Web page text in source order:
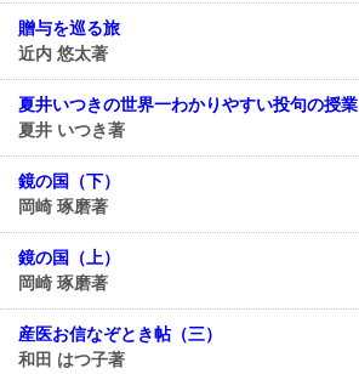
贈与を巡る旅
近内 悠太著
夏井いつきの世界一わかりやすい投句の授業
夏井 いつき著
鏡の国（下）
岡崎 琢磨著
鏡の国（上）
岡崎 琢磨著
産医お信なぞとき帖（三）
和田 はつ子著